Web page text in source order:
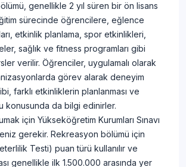
genellikle 2 yıl süren bir ön lisans
sürecinde öğrencilere, eğlence
etkinlik planlama, spor etkinlikleri,
sağlık ve fitness programları gibi
verilir. Öğrenciler, uygulamalı olarak
görev alarak deneyim
farklı etkinliklerin planlanması ve
konusunda da bilgi edinirler.
için Yükseköğretim Kurumları Sınavı
gerekir. Rekreasyon bölümü için
Testi) puan türü kullanılır ve
genellikle ilk 1.500.000 arasında yer